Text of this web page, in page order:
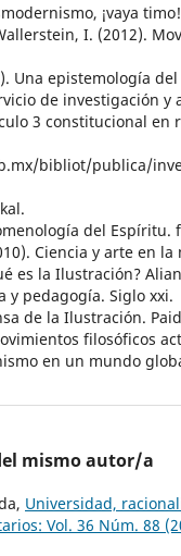
¡vaya
I. (2012).
Una epistemología
de investigación y
3 constitucional en
bibliot/publica/
del Espíritu.
Ciencia y arte en
es la Ilustración?
y pedagogía. Siglo xxi.
de la Ilustración.
filosóficos
en un mundo
mismo autor/a
Universidad,
Vol. 36 Núm. 88